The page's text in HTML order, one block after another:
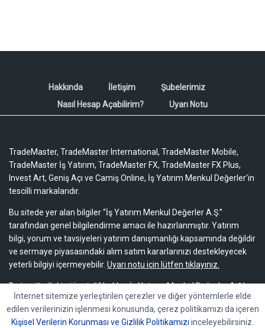
Hakkında İletişim
Şubelerimiz
Nasıl Hesap Açabilirim?
Uyarı Notu
TradeMaster, TradeMaster International, TradeMaster Mobile,
TradeMaster İş Yatırım, TradeMaster FX, TradeMaster FX Plus,
Invest Art, Geniş Açı ve Camiş Online, İş Yatırım Menkul Değerler'in
tescilli markalarıdır.
Bu sitede yer alan bilgiler “İş Yatırım Menkul Değerler A.Ş.”
tarafından genel bilgilendirme amacı ile hazırlanmıştır. Yatırım
bilgi, yorum ve tavsiyeleri yatırım danışmanlığı kapsamında değildir
ve sermaye piyasasındaki alım satım kararlarınızı destekleyecek
yeterli bilgiyi içermeyebilir. Uyarı notu için lütfen tıklayınız.
Bu içeriğe ilişkin tüm telif hakları İş Yatırım Menkul Değerler A.Ş.’ye
aittir. Bu içerik, açık iznimiz olmaksızın başkaları tarafından
herhangi bir amaçla, kısmen veya tamamen çoğaltılamaz,
dağıtılamaz, yayımlanamaz veya değiştirilemez.
İnternet sitemize yerleştirilen çerezler ve diğer yöntemlerle elde
edilen verilerinizin işlenmesi konusunda, çerez politikamızı da içeren
Kişisel Verilerin Korunması ve Gizlilik Politikamızı inceleyebilirsiniz.